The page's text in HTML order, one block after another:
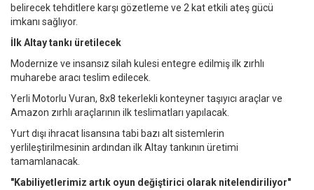
belirecek tehditlere karşı gözetleme ve 2 kat etkili ateş gücü
imkanı sağlıyor.
İlk Altay tankı üretilecek
Modernize ve insansız silah kulesi entegre edilmiş ilk zırhlı
muharebe aracı teslim edilecek.
Yerli Motorlu Vuran, 8x8 tekerlekli konteyner taşıyıcı araçlar ve
Amazon zırhlı araçlarının ilk teslimatları yapılacak.
Yurt dışı ihracat lisansına tabi bazı alt sistemlerin
yerlileştirilmesinin ardından ilk Altay tankının üretimi
tamamlanacak.
"Kabiliyetlerimiz artık oyun değiştirici olarak nitelendiriliyor"